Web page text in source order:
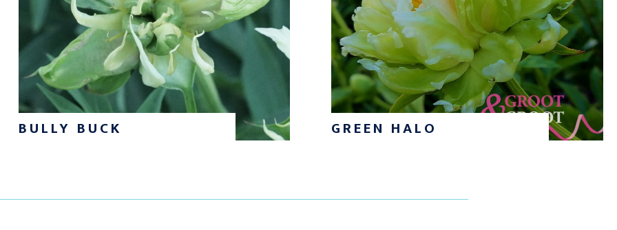
BULLY BUCK GREEN HALO